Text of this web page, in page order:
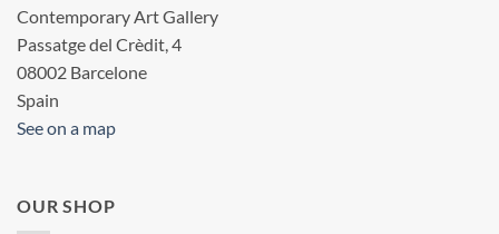
Contemporary Art Gallery
Passatge del Crèdit, 4
08002 Barcelone
Spain
See on a map
OUR SHOP